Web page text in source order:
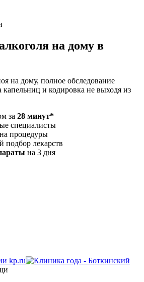
на дому в
на дому, полное обследование
капельниц и кодировка не выходя из
за 28 минут*
специалисты
на процедуры
лекарств
на 3 дня
kp.ru